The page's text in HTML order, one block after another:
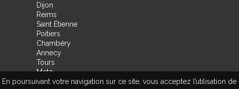
En poursuivant votre navigation sur ce site, vous acceptez l’utilisation
Dijon
Reims
Saint Étienne
Poitiers
Chambéry
Annecy
Tours
Metz
Amiens